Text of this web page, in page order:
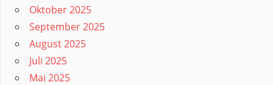
Oktober 2025
September 2025
August 2025
Juli 2025
Mai 2025